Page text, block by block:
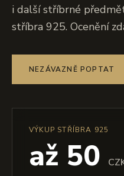
i další stříbrné
stříbra 925. Ocenění
NEZÁVAZNĚ POPTAT
VÝKUP STŘÍBRA 925
až 50